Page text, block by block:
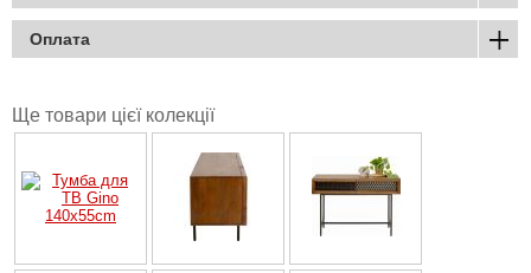
Оплата
Ще товари цієї колекції